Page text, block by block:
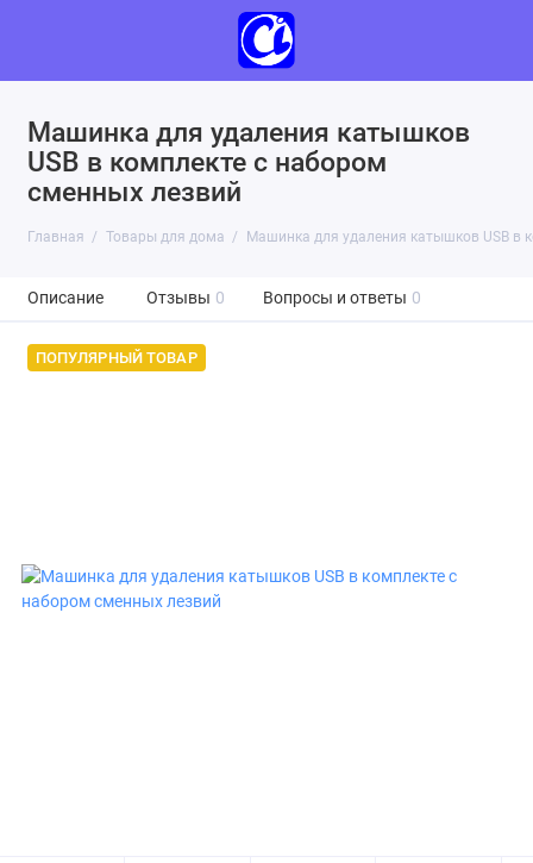
Машинка для удаления катышков
USB в комплекте с набором
сменных лезвий
Главная Товары для дома Машинка для удаления катышков USB в
Описание Отзывы 0 Вопросы и ответы 0
ПОПУЛЯРНЫЙ ТОВАР